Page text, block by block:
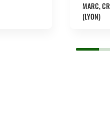
MARC,
(LYON)